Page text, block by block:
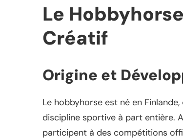
Le
Créatif
Origine et
Le hobbyhorse est né en
discipline sportive à part entière.
participent à des compétitions